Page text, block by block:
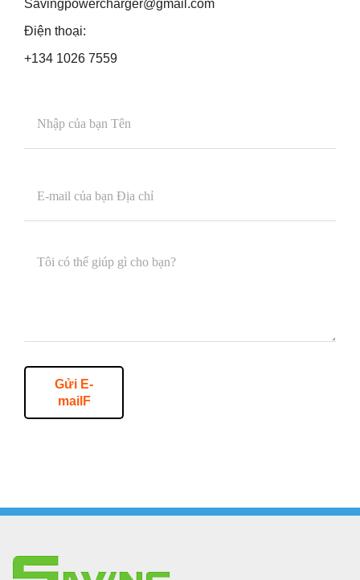
Savingpowercharger@gmail.com
Điện thoại:
+134 1026 7559
Gửi E-
mailF